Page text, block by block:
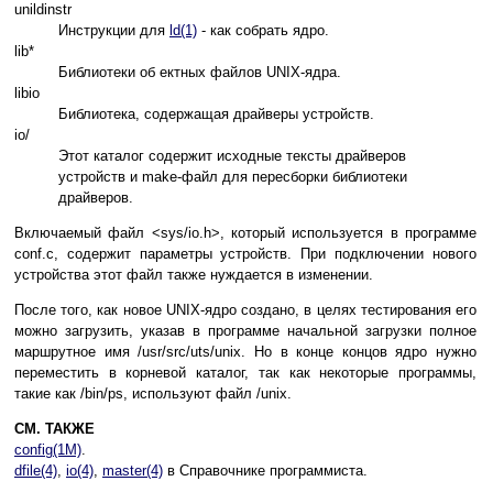
unildinstr
Инструкции для ld(1) - как собрать ядро.
lib*
Библиотеки об ектных файлов UNIX-ядра.
libio
Библиотека, содержащая драйверы устройств.
io/
Этот каталог содержит исходные тексты драйверов
устройств и make-файл для пересборки библиотеки
драйверов.
Включаемый файл <sys/io.h>, который используется в программе
conf.c, содержит параметры устройств. При подключении нового
устройства этот файл также нуждается в изменении.
После того, как новое UNIX-ядро создано, в целях тестирования его
можно загрузить, указав в программе начальной загрузки полное
маршрутное имя /usr/src/uts/unix. Но в конце концов ядро нужно
переместить в корневой каталог, так как некоторые программы,
такие как /bin/ps, используют файл /unix.
СМ. ТАКЖЕ
config(1M).
dfile(4), io(4), master(4) в Справочнике программиста.